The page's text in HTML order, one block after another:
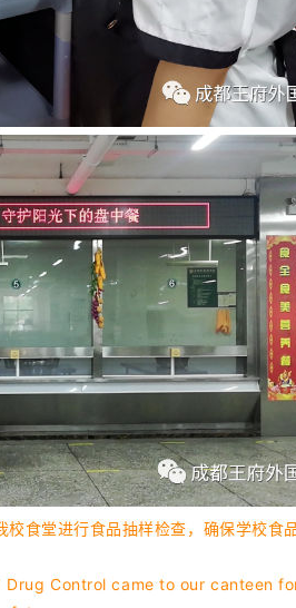
食堂进行食品抽样检查，确保学校食品
Control came to our canteen